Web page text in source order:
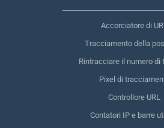
Accorciatore di
Tracciamento della
Rintracciare il numero di
Pixel di
Controllore URL
Contatori IP e barre